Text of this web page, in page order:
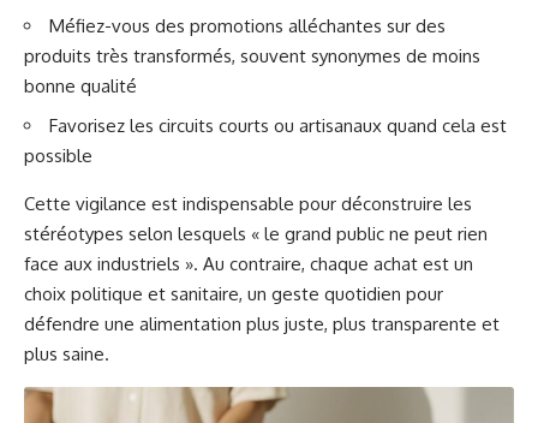
Méfiez-vous des promotions alléchantes sur des
produits très transformés, souvent synonymes de moins
bonne qualité
Favorisez les circuits courts ou artisanaux quand cela est
possible
Cette vigilance est indispensable pour déconstruire les
stéréotypes selon lesquels « le grand public ne peut rien
face aux industriels ». Au contraire, chaque achat est un
choix politique et sanitaire, un geste quotidien pour
défendre une alimentation plus juste, plus transparente et
plus saine.